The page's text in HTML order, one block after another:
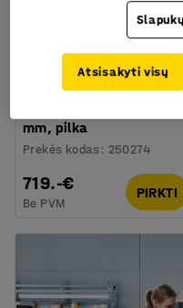
Stelažas su dėžutėmis
REACH + MIX, 76
mm, pilka
Prekės kodas : 250274
719.-€
Be PVM
PIRKTI
Atsisakyti visų